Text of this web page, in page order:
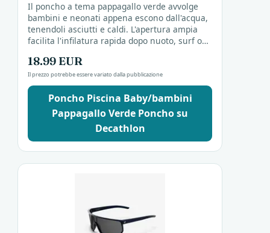
Il poncho a tema pappagallo verde avvolge
bambini e neonati appena escono dall'acqua,
tenendoli asciutti e caldi. L'apertura ampia
facilita l'infilatura rapida dopo nuoto, surf o
del...
18.99 EUR
Il prezzo potrebbe essere variato dalla pubblicazione
Poncho Piscina Baby/bambini
Pappagallo Verde Poncho su
Decathlon